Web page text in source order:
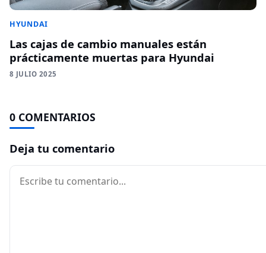
HYUNDAI
Las cajas de cambio manuales están
prácticamente muertas para Hyundai
8 JULIO 2025
0 COMENTARIOS
Deja tu comentario
Comentario